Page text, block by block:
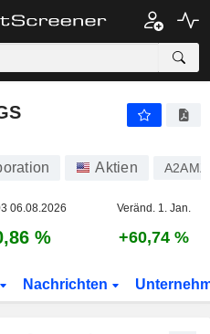
Aktien
06.08.2026 Veränd. 1. Jan.
% +60,74 %
Nachrichten